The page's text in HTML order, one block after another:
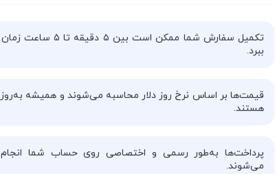
تکمیل سفارش شما ممکن است بین ۵ دقیقه تا ۵ ساعت زمان
ببرد.
قیمت‌ها بر اساس نرخ روز دلار محاسبه می‌شوند و همیشه به‌روز
هستند.
پرداخت‌ها به‌طور رسمی و اختصاصی روی حساب شما انجام
می‌شوند.